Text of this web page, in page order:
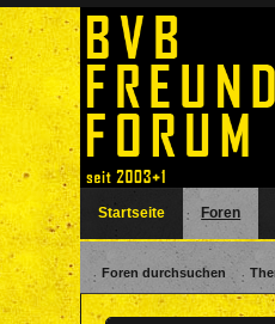
Startseite Foren
Foren durchsuchen